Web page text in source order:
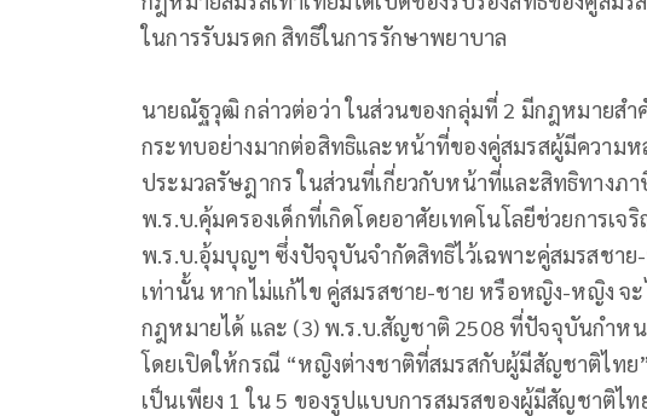
ในการรับมรดก สิทธิในการรักษาพยาบาล
นายณัฐวุฒิ กล่าวต่อว่า ในส่วนของกลุ่มที่ 2 มีกฎหมายสำ
กระทบอย่างมากต่อสิทธิและหน้าที่ของคู่สมรสผู้มีความ
ประมวลรัษฎากร ในส่วนที่เกี่ยวกับหน้าที่และสิทธิทางภ
พ.ร.บ.คุ้มครองเด็กที่เกิดโดยอาศัยเทคโนโลยีช่วยการเ
พ.ร.บ.อุ้มบุญฯ ซึ่งปัจจุบันจำกัดสิทธิไว้เฉพาะคู่สมรสชา
เท่านั้น หากไม่แก้ไข คู่สมรสชาย-ชาย หรือหญิง-หญิง จ
กฎหมายได้ และ (3) พ.ร.บ.สัญชาติ 2508 ที่ปัจจุบันกำห
โดยเปิดให้กรณี “หญิงต่างชาติที่สมรสกับผู้มีสัญชาติไท
เป็นเพียง 1 ใน 5 ของรูปแบบการสมรสของผู้มีสัญชาติไ